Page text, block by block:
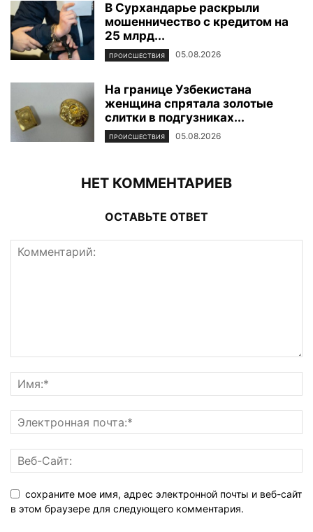
В Сурхандарье раскрыли
мошенничество с кредитом на
25 млрд...
ПРОИСШЕСТВИЯ 05.08.2026
На границе Узбекистана
женщина спрятала золотые
слитки в подгузниках...
ПРОИСШЕСТВИЯ 05.08.2026
НЕТ КОММЕНТАРИЕВ
ОСТАВЬТЕ ОТВЕТ
сохраните мое имя, адрес электронной почты и веб-сайт
в этом браузере для следующего комментария.